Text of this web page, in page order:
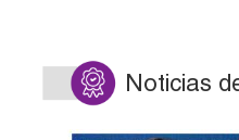
Noticias